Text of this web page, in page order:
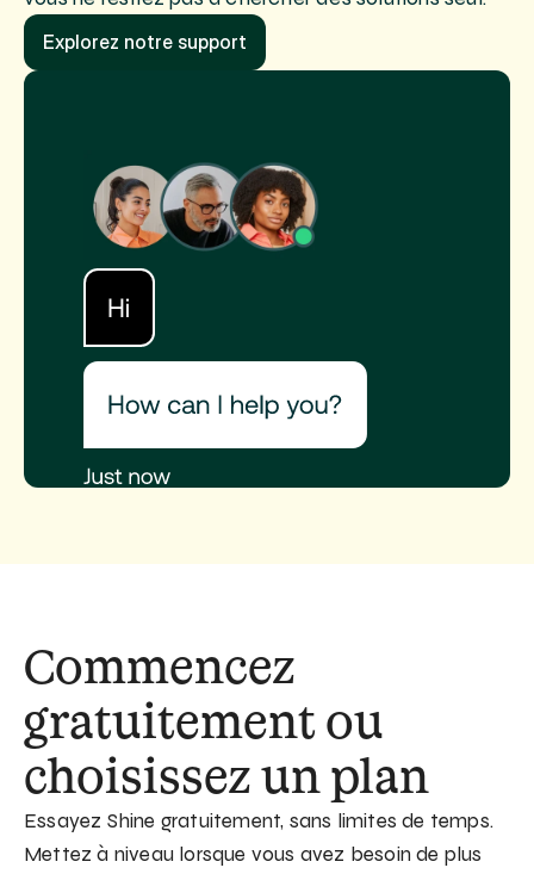
Explorez notre support
Commencez
gratuitement ou
choisissez un plan
Essayez Shine gratuitement, sans limites de temps.
Mettez à niveau lorsque vous avez besoin de plus